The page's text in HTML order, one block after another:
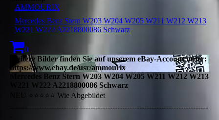
AMMOURIX
Mercedes Benz Stern W203 W204 W205 W211 W212 W213
W221 W222 A2218800086 Schwarz
0
Weitere Bilder finden Sie auf unserem eBay-Account unter:
https://www.ebay.de/usr/ammourix
Mercedes Benz Stern W203 W204 W205 W211 W212 W213
W221 W222 A2218800086 Schwarz
NEU ⭐⭐⭐⭐⭐ Wie Abgebildet
---------------------------------------------------------------------------------